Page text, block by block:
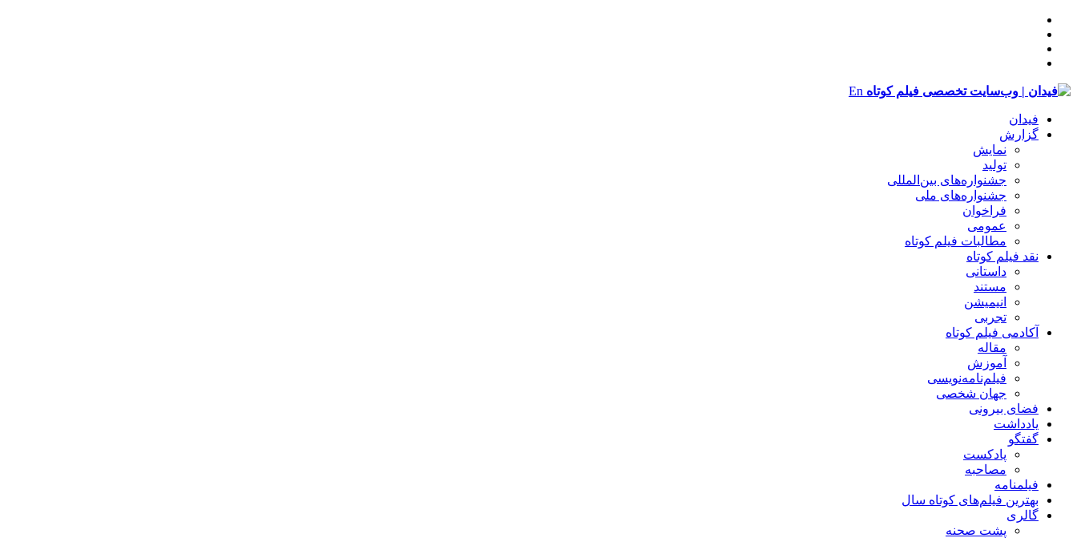
En
فیدان
گزارش
نمایش
تولید
‌‌جشنواره‌های بین‌المللی
جشنواره‌های ملی
فراخوان
عمومی
مطالبات فیلم کوتاه
نقد فیلم کوتاه
داستانی
مستند
انیمیشن
تجربی
آکادمی فیلم کوتاه
مقاله
آموزش
فیلم‌نامه‌نویسی
جهان شخصی
فضای بیرونی
یادداشت
گفتگو
پادکست
مصاحبه
فیلمنامه
بهترین فیلم‌های کوتاه سال
گالری
پشت صحنه